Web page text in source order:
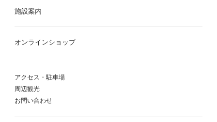
施設案内
オンラインショップ
アクセス・駐車場
周辺観光
お問い合わせ